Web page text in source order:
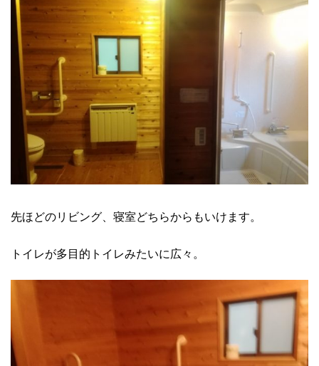
先ほどのリビング、寝室どちらからもいけます。
トイレが多目的トイレみたいに広々。